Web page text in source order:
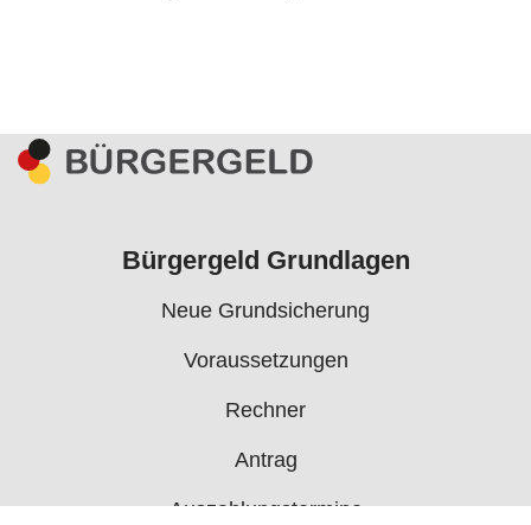
Bürgergeld Grundlagen
Neue Grundsicherung
Voraussetzungen
Rechner
Antrag
Auszahlungstermine